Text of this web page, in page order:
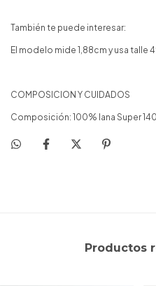
También te puede interesar:
El modelo mide 1,88cm y usa talle
COMPOSICION Y CUIDADOS
Composición: 100% lana Super 140
Productos